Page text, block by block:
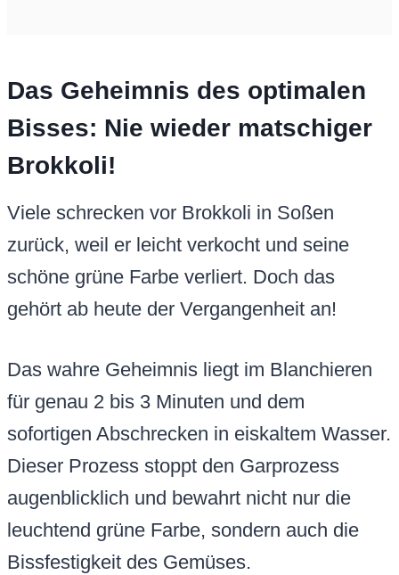
Das Geheimnis des optimalen
Bisses: Nie wieder matschiger
Brokkoli!
Viele schrecken vor Brokkoli in Soßen
zurück, weil er leicht verkocht und seine
schöne grüne Farbe verliert. Doch das
gehört ab heute der Vergangenheit an!
Das wahre Geheimnis liegt im Blanchieren
für genau 2 bis 3 Minuten und dem
sofortigen Abschrecken in eiskaltem Wasser.
Dieser Prozess stoppt den Garprozess
augenblicklich und bewahrt nicht nur die
leuchtend grüne Farbe, sondern auch die
Bissfestigkeit des Gemüses.